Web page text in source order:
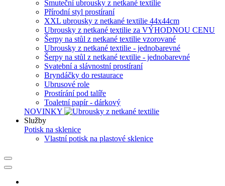
Smuteční ubrousky z netkané textilie
Přírodní styl prostíraní
XXL ubrousky z netkané textilie 44x44cm
Ubrousky z netkané textilie za VÝHODNOU CENU
Šerpy na stůl z netkané textilie vzorované
Ubrousky z netkané textilie - jednobarevné
Šerpy na stůl z netkané textilie - jednobarevné
Svatební a slávnostní prostíraní
Bryndáčky do restaurace
Ubrusové role
Prostírání pod talíře
Toaletní papír - dárkový
NOVINKY
Služby
Potisk na sklenice
Vlastní potisk na plastové sklenice